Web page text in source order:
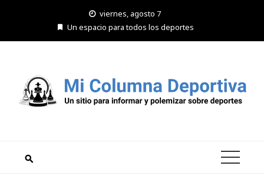
viernes, agosto 7
Un espacio para todos los deportes